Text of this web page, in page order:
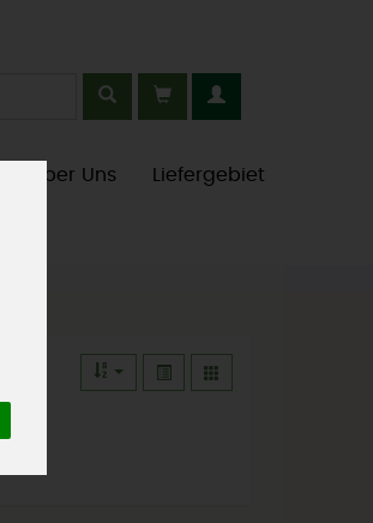
Über Uns Liefergebiet